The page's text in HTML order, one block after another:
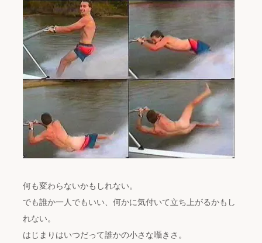
何も変わらないかもしれない。
でも誰か一人でもいい、何かに気付いて立ち上がるかもし
れない。
はじまりはいつだって誰かの小さな囁きさ。